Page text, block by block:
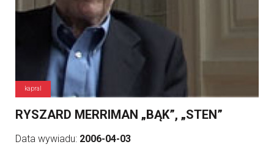
kapral
RYSZARD MERRIMAN „BĄK”, „STEN”
Data wywiadu: 2006-04-03